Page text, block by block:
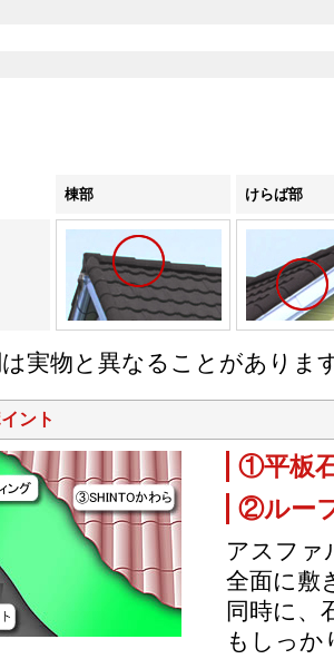
棟部 けらば部
実物と異なることがありま
ント
①平板
②ルー
アスファ
全面に敷
同時に、
もしっか